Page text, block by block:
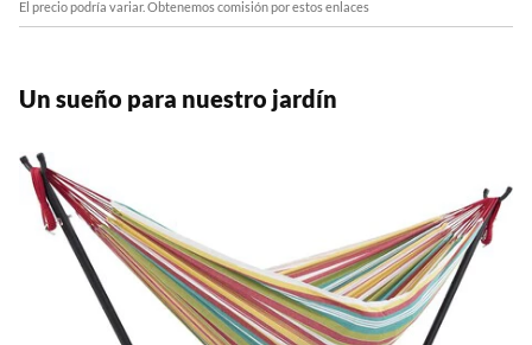
El precio podría variar. Obtenemos comisión por estos enlaces
Un sueño para nuestro jardín